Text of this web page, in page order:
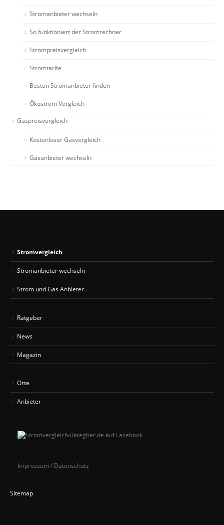
Stromanbieter wechseln
So funktioniert der Stromrechner
Strompreisvergleich
Stromtarife
Besten Stromanbieter finden
Ökostrom Vergleich
Gaspreisvergleich
Kostenloser Gasvergleich
Gasanbieter wechseln
Stromvergleich
Stromanbieter wechseln
Strom und Gas Anbieter
Ratgeber
News
Magazin
Orte
Anbieter
Impressum / Datenschutz
Sitemap